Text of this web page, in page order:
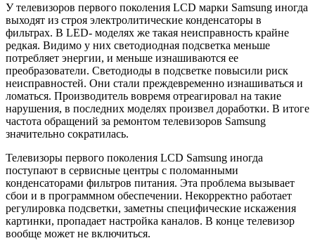
У телевизоров первого поколения LCD марки Samsung иногда
выходят из строя электролитические конденсаторы в
фильтрах. В LED- моделях же такая неисправность крайне
редкая. Видимо у них светодиодная подсветка меньше
потребляет энергии, и меньше изнашиваются ее
преобразователи. Светодиоды в подсветке повысили риск
неисправностей. Они стали преждевременно изнашиваться и
ломаться. Производитель вовремя отреагировал на такие
нарушения, в последних моделях произвел доработки. В итоге
частота обращений за ремонтом телевизоров Samsung
значительно сократилась.
Телевизоры первого поколения LCD Samsung иногда
поступают в сервисные центры с поломанными
конденсаторами фильтров питания. Эта проблема вызывает
сбои и в программном обеспечении. Некорректно работает
регулировка подсветки, заметны специфические искажения
картинки, пропадает настройка каналов. В конце телевизор
вообще может не включиться.